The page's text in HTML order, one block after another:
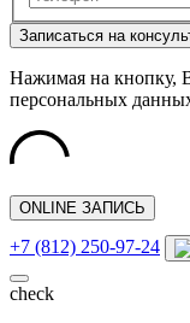
Записаться на
Нажимая на кнопку,
персональных
ONLINE ЗАПИСЬ
+7 (812) 250-97-24
check